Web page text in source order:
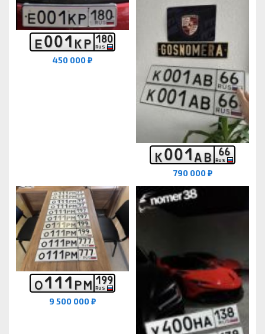
Е001КР 180
RUS
450 000 ₽
К001АВ 66
RUS
790 000 ₽
О111РМ 199
RUS
9 500 000 ₽